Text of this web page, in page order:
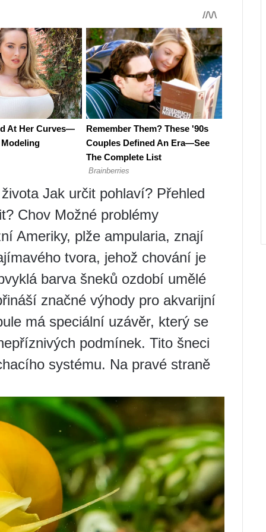
Jak určit pohlaví? Přehled
Chov Možné problémy
Ameriky, plže ampularia, znají
tvora, jehož chování je
barva šneků ozdobí umělé
značné výhody pro akvarijní
má speciální uzávěr, který se
podmínek. Tito šneci
systému. Na pravé straně